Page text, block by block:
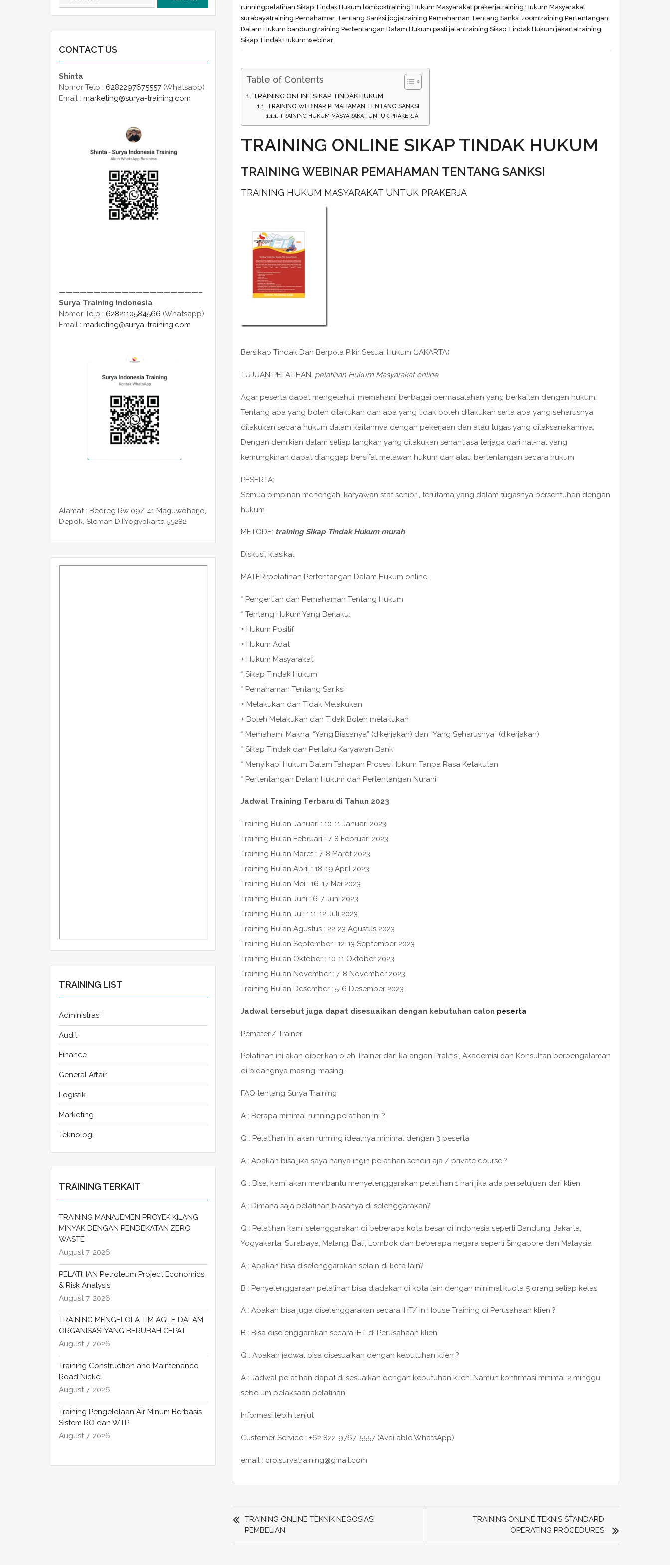
runningpelatihan Sikap Tindak Hukum lomboktraining Hukum Masyarakat prakerjatraining Hukum Masyarakat
surabayatraining Pemahaman Tentang Sanksi jogjatraining Pemahaman Tentang Sanksi zoomtraining Pertentangan
Dalam Hukum bandungtraining Pertentangan Dalam Hukum pasti jalantraining Sikap Tindak Hukum jakartatraining
Sikap Tindak Hukum webinar
Table of Contents
TRAINING ONLINE SIKAP TINDAK HUKUM
TRAINING WEBINAR PEMAHAMAN TENTANG SANKSI
TRAINING HUKUM MASYARAKAT UNTUK PRAKERJA
TRAINING ONLINE SIKAP TINDAK HUKUM
TRAINING WEBINAR PEMAHAMAN TENTANG SANKSI
TRAINING HUKUM MASYARAKAT UNTUK PRAKERJA
Bersikap Tindak Dan Berpola Pikir Sesuai Hukum (JAKARTA)
TUJUAN PELATIHAN. pelatihan Hukum Masyarakat online
Agar peserta dapat mengetahui, memahami berbagai permasalahan yang berkaitan dengan hukum.
Tentang apa yang boleh dilakukan dan apa yang tidak boleh dilakukan serta apa yang seharusnya
dilakukan secara hukum dalam kaitannya dengan pekerjaan dan atau tugas yang dilaksanakannya.
Dengan demikian dalam setiap langkah yang dilakukan senantiasa terjaga dari hal-hal yang
kemungkinan dapat dianggap bersifat melawan hukum dan atau bertentangan secara hukum
PESERTA:
Semua pimpinan menengah, karyawan staf senior , terutama yang dalam tugasnya bersentuhan dengan
hukum
METODE: training Sikap Tindak Hukum murah
Diskusi, klasikal
MATERI:pelatihan Pertentangan Dalam Hukum online
* Pengertian dan Pemahaman Tentang Hukum
* Tentang Hukum Yang Berlaku:
+ Hukum Positif
+ Hukum Adat
+ Hukum Masyarakat
* Sikap Tindak Hukum
* Pemahaman Tentang Sanksi
+ Melakukan dan Tidak Melakukan
+ Boleh Melakukan dan Tidak Boleh melakukan
* Memahami Makna: “Yang Biasanya” (dikerjakan) dan “Yang Seharusnya” (dikerjakan)
* Sikap Tindak dan Perilaku Karyawan Bank
* Menyikapi Hukum Dalam Tahapan Proses Hukum Tanpa Rasa Ketakutan
* Pertentangan Dalam Hukum dan Pertentangan Nurani
Jadwal Training Terbaru di Tahun 2023
Training Bulan Januari : 10-11 Januari 2023
Training Bulan Februari : 7-8 Februari 2023
Training Bulan Maret : 7-8 Maret 2023
Training Bulan April : 18-19 April 2023
Training Bulan Mei : 16-17 Mei 2023
Training Bulan Juni : 6-7 Juni 2023
Training Bulan Juli : 11-12 Juli 2023
Training Bulan Agustus : 22-23 Agustus 2023
Training Bulan September : 12-13 September 2023
Training Bulan Oktober : 10-11 Oktober 2023
Training Bulan November : 7-8 November 2023
Training Bulan Desember : 5-6 Desember 2023
Jadwal tersebut juga dapat disesuaikan dengan kebutuhan calon peserta
Pemateri/ Trainer
Pelatihan ini akan diberikan oleh Trainer dari kalangan Praktisi, Akademisi dan Konsultan berpengalaman
di bidangnya masing-masing.
FAQ tentang Surya Training
A : Berapa minimal running pelatihan ini ?
Q : Pelatihan ini akan running idealnya minimal dengan 3 peserta
A : Apakah bisa jika saya hanya ingin pelatihan sendiri aja / private course ?
Q : Bisa, kami akan membantu menyelenggarakan pelatihan 1 hari jika ada persetujuan dari klien
A : Dimana saja pelatihan biasanya di selenggarakan?
Q : Pelatihan kami selenggarakan di beberapa kota besar di Indonesia seperti Bandung, Jakarta,
Yogyakarta, Surabaya, Malang, Bali, Lombok dan beberapa negara seperti Singapore dan Malaysia
A : Apakah bisa diselenggarakan selain di kota lain?
B : Penyelenggaraan pelatihan bisa diadakan di kota lain dengan minimal kuota 5 orang setiap kelas
A : Apakah bisa juga diselenggarakan secara IHT/ In House Training di Perusahaan klien ?
B : Bisa diselenggarakan secara IHT di Perusahaan klien
Q : Apakah jadwal bisa disesuaikan dengan kebutuhan klien ?
A : Jadwal pelatihan dapat di sesuaikan dengan kebutuhan klien. Namun konfirmasi minimal 2 minggu
sebelum pelaksaan pelatihan.
Informasi lebih lanjut
Customer Service : +62 822-9767-5557 (Available WhatsApp)
email : cro.suryatraining@gmail.com
POST
NAVIGATION
TRAINING ONLINE TEKNIK NEGOSIASI
PEMBELIAN
TRAINING ONLINE TEKNIS STANDARD
OPERATING PROCEDURES
for:
CONTACT US
Shinta
Nomor Telp : 6282297675557 (Whatsapp)
Email : marketing@surya-training.com
————————————————————–
Surya Training Indonesia
Nomor Telp : 6282110584566 (Whatsapp)
Email : marketing@surya-training.com
Alamat : Bedreg Rw 09/ 41 Maguwoharjo,
Depok, Sleman D.I.Yogyakarta 55282
TRAINING LIST
Administrasi
Audit
Finance
General Affair
Logistik
Marketing
Teknologi
TRAINING TERKAIT
TRAINING MANAJEMEN PROYEK KILANG
MINYAK DENGAN PENDEKATAN ZERO
WASTE
August 7, 2026
PELATIHAN Petroleum Project Economics
& Risk Analysis
August 7, 2026
TRAINING MENGELOLA TIM AGILE DALAM
ORGANISASI YANG BERUBAH CEPAT
August 7, 2026
Training Construction and Maintenance
Road Nickel
August 7, 2026
Training Pengelolaan Air Minum Berbasis
Sistem RO dan WTP
August 7, 2026